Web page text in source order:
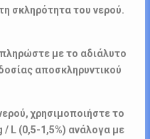
σκληρότητα του νερού.
με το αδιάλυτο
αποσκληρυντικού
χρησιμοποιήστε το
/ L (0,5-1,5%) ανάλογα με